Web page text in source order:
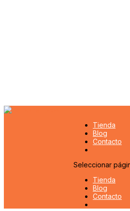
Tienda
Blog
Contacto
Seleccionar
Tienda
Blog
Contacto